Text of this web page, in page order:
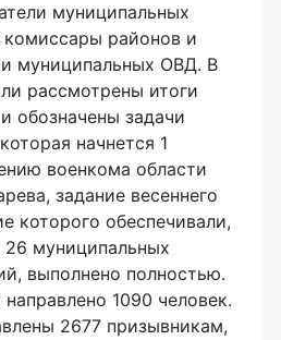
муниципальных
районов и
муниципальных ОВД. В
рассмотрены итоги
обозначены задачи
начнется 1
военкома области
задание весеннего
которого обеспечивали,
муниципальных
выполнено полностью.
1090 человек.
2677 призывникам,